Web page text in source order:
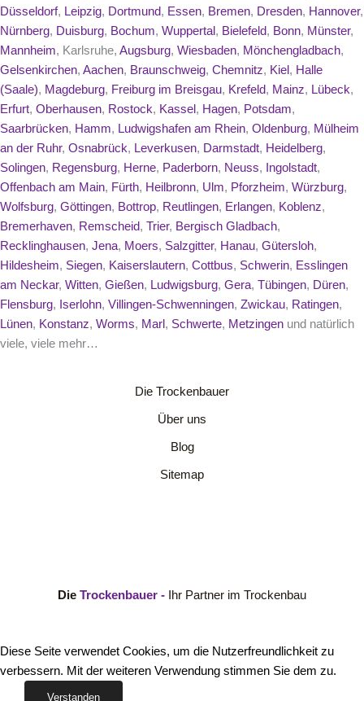
Düsseldorf, Leipzig, Dortmund, Essen, Bremen, Dresden, Hannover,
Nürnberg, Duisburg, Bochum, Wuppertal, Bielefeld, Bonn, Münster,
Mannheim, Karlsruhe, Augsburg, Wiesbaden, Mönchengladbach,
Gelsenkirchen, Aachen, Braunschweig, Chemnitz, Kiel , Halle
(Saale), Magdeburg, Freiburg im Breisgau, Krefeld, Mainz, Lübeck,
Erfurt, Oberhausen, Rostock, Kassel , Hagen, Potsdam,
Saarbrücken, Hamm, Ludwigshafen am Rhein, Oldenburg, Mülheim
an der Ruhr, Osnabrück, Leverkusen, Darmstadt, Heidelberg,
Solingen, Regensburg, Herne, Paderborn, Neuss, Ingolstadt,
Offenbach am Main, Fürth, Heilbronn, Ulm, Pforzheim, Würzburg,
Wolfsburg, Göttingen, Bottrop, Reutlingen, Erlangen, Koblenz,
Bremerhaven, Remscheid, Trier, Bergisch Gladbach,
Recklinghausen, Jena, Moers, Salzgitter, Hanau, Gütersloh,
Hildesheim, Siegen, Kaiserslautern, Cottbus, Schwerin, Esslingen
am Neckar, Witten, Gießen, Ludwigsburg, Gera, Tübingen, Düren,
Flensburg, Iserlohn, Villingen-Schwenningen, Zwickau, Ratingen,
Lünen, Konstanz, Worms, Marl , Schwerte, Metzingen und natürlich
viele, viele mehr…
Die Trockenbauer
Über uns
Blog
Sitemap
Die Trockenbauer - Ihr Partner im Trockenbau
Diese Seite verwendet Cookies, um die Nutzerfreundlichkeit zu
verbessern. Mit der weiteren Verwendung stimmen Sie dem zu.
Verstanden